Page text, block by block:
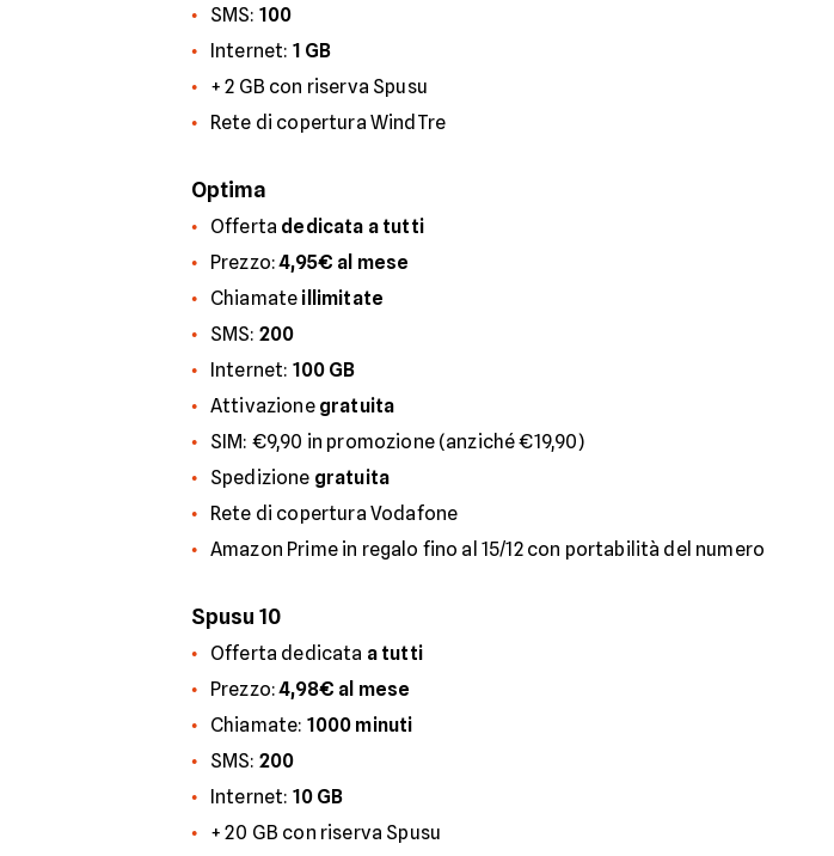
SMS: 100
Internet: 1 GB
+ 2 GB con riserva Spusu
Rete di copertura WindTre
Optima
Offerta dedicata a tutti
Prezzo:4,95€ al mese
Chiamate illimitate
SMS: 200
Internet: 100 GB
Attivazione gratuita
SIM: €9,90 in promozione (anziché €19,90)
Spedizione gratuita
Rete di copertura Vodafone
Amazon Prime in regalo fino al 15/12 con portabilità del numero
Spusu 10
Offerta dedicata a tutti
Prezzo:4,98€ al mese
Chiamate: 1000 minuti
SMS: 200
Internet: 10 GB
+ 20 GB con riserva Spusu